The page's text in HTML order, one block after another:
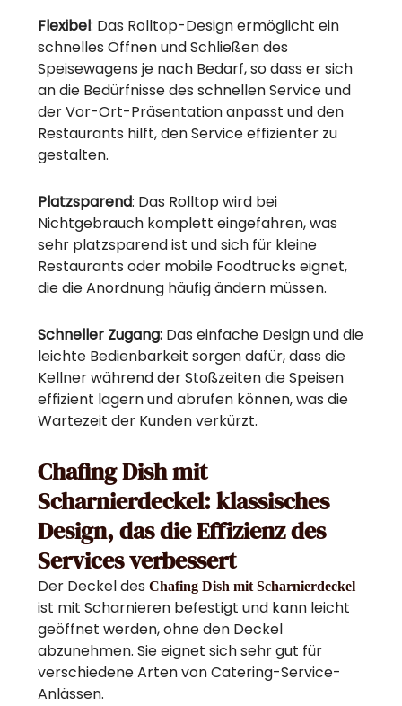
Flexibel: Das Rolltop-Design ermöglicht ein
schnelles Öffnen und Schließen des
Speisewagens je nach Bedarf, so dass er sich
an die Bedürfnisse des schnellen Service und
der Vor-Ort-Präsentation anpasst und den
Restaurants hilft, den Service effizienter zu
gestalten.
Platzsparend: Das Rolltop wird bei
Nichtgebrauch komplett eingefahren, was
sehr platzsparend ist und sich für kleine
Restaurants oder mobile Foodtrucks eignet,
die die Anordnung häufig ändern müssen.
Schneller Zugang: Das einfache Design und die
leichte Bedienbarkeit sorgen dafür, dass die
Kellner während der Stoßzeiten die Speisen
effizient lagern und abrufen können, was die
Wartezeit der Kunden verkürzt.
Chafing Dish mit
Scharnierdeckel: klassisches
Design, das die Effizienz des
Services verbessert
Der Deckel desChafing Dish mit Scharnierdeckel
ist mit Scharnieren befestigt und kann leicht
geöffnet werden, ohne den Deckel
abzunehmen. Sie eignet sich sehr gut für
verschiedene Arten von Catering-Service-
Anlässen.